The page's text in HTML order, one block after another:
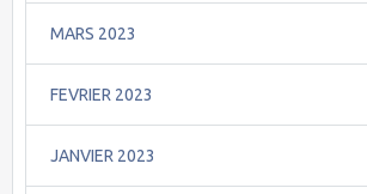
MARS 2023
FEVRIER 2023
JANVIER 2023